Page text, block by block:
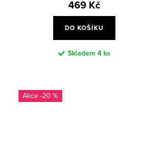
469 Kč
DO KOŠÍKU
Skladem 4 ks
-20 %